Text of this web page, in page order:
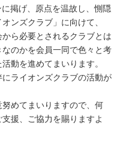
掲げ、原点を温故し、惻隠
ンズクラブ」に向けて、
から必要とされるクラブとは
のかを会員一同で色々と考
動を進めてまいります。
ライオンズクラブの活動が
めてまいりますので、何
援、ご協力を賜りますよ